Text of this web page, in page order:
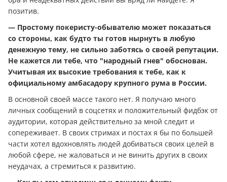
позитив.
— Простому покеристу-обывателю может показаться
со стороны, как будто ты готов нырнуть в любую
денежную тему, не сильно заботясь о своей репутации.
Не кажется ли тебе, что "народный гнев" обоснован.
Учитывая их высокие требования к тебе, как к
официальному амбасадору крупного рума в России.
В основной своей массе такого нет. Я получаю много
личных сообщений в соцсетях и положительный фидбэк от
аудитории, которая действительно за мной следит и
сопереживает. В своих стримах и постах я бы по большей
части хотел вдохновлять людей добиваться своих целей в
любой сфере, не жаловаться и не винить других в своих
неудачах, а стремиться к развитию.